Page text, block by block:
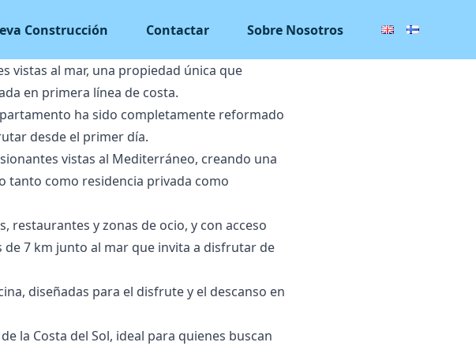
Construcción Contactar Sobre Nosotros
vistas al mar, una propiedad única que
en primera línea de costa.
ha sido completamente reformado
desde el primer día.
vistas al Mediterráneo, creando una
tanto como residencia privada como
restaurantes y zonas de ocio, y con acceso
7 km junto al mar que invita a disfrutar de
diseñadas para el disfrute y el descanso en
‌la ‌Costa del Sol, ‌ideal ‌para ‌quienes ‌buscan